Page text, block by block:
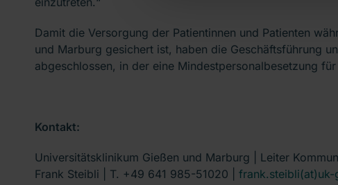
Damit die Versorgung der Patientinnen und Patienten
und Marburg gesichert ist, haben die Geschäftsführung
abgeschlossen, in der eine Mindestpersonalbesetzung
Kontakt:
Universitätsklinikum Gießen und Marburg | Leiter
Frank Steibli | T. +49 641 985-51020 | frank.steibli(at)uk-